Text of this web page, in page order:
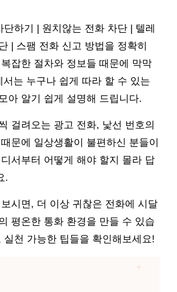
단하기 | 원치않는 전화 차단 | 텔레
| 스팸 전화 신고 방법을 정확히
잡한 절차와 정보들 때문에 막막
서는 누구나 쉽게 따라 할 수 있는
아 알기 쉽게 설명해 드립니다.
걸려오는 광고 전화, 낯선 번호의
문에 일상생활이 불편하신 분들이
서부터 어떻게 해야 할지 몰라 답
.
시면, 더 이상 귀찮은 전화에 시달
평온한 통화 환경을 만들 수 있습
실천 가능한 팁들을 확인해보세요!